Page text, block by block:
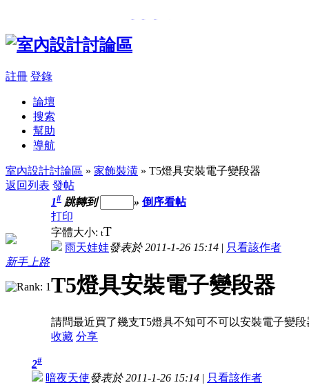
註冊 登錄
論壇
搜索
幫助
導航
室內設計討論區 » 家飾裝潢 » T5燈具安裝電子變段器
返回列表 發帖
新手上路
1# 跳轉到 » 倒序看帖
打印
字體大小: tT
雨天娃娃發表於 2011-1-26 15:14 | 只看該作者
T5燈具安裝電子變段器
請問最近買了幾支T5燈具不知可不可以安裝電子變
收藏 分享
2#
暗夜天使發表於 2011-1-26 15:14 | 只看該作者